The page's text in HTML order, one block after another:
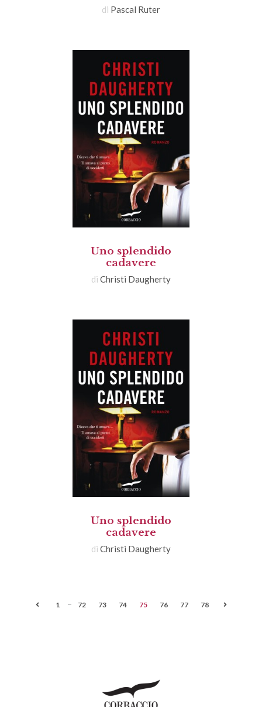
di Pascal Ruter
Uno splendido
cadavere
di Christi Daugherty
Uno splendido
cadavere
di Christi Daugherty
1 72 73 74 75 76 77 78